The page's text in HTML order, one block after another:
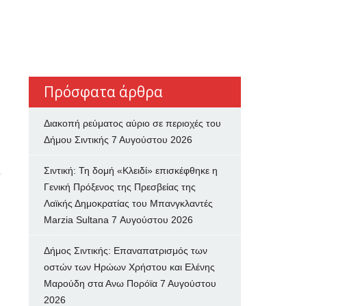
Πρόσφατα άρθρα
Διακοπή ρεύματος αύριο σε περιοχές του
Δήμου Σιντικής 7 Αυγούστου 2026
Σιντική: Τη δομή «Κλειδί» επισκέφθηκε η
Γενική Πρόξενος της Πρεσβείας της
Λαϊκής Δημοκρατίας του Μπανγκλαντές
Marzia Sultana 7 Αυγούστου 2026
Δήμος Σιντικής: Επαναπατρισμός των
oστών των Ηρώων Χρήστου και Ελένης
Μαρούδη στα Ανω Πορόϊα 7 Αυγούστου
2026